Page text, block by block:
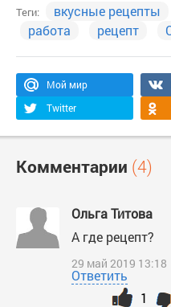
Теги: вкусные рецепты
работа
рецепт
Мой мир
Twitter
Комментарии (4)
Ольга Титова
А где рецепт?
29 май 2019 13:18
Ответить
1